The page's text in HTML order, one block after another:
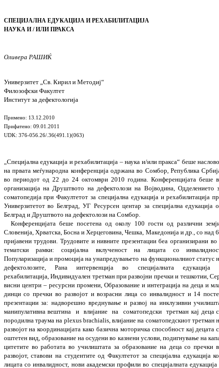
СПЕЦИЈАЛНА ЕДУКАЦИЈА И РЕХАБИЛИТАЦИЈА
НАУКА И / ИЛИ ПРАКСА
Оливера РАШИЌ
Универзитет „Св. Кирил и Методиј“
Филозофски Факултет
Институт за дефектологија
Примено: 13.12.2010
Прифатено: 09.01.2011
UDK: 376-056.26/.36(491.1)(063)
„Специјална едукација и рехабилитација – наука и/или пракса“ беше
на првата меѓународна конференција одржана во Сомбор, Република
во периодот од 22 до 24 октомври 2010 година. Конфе­рен­ци­јата беше
организација на Друштвото на дефектолози на Војводина, Одделението
соматопедија при Факултетот за спе­ци­јална едукација и рехабилитација
Уни­вер­зитетот во Белград, УГ Ресурсен центар за специјална едукација
Белград и Друштвото на дефектолози на Сомбор.
Конференцијата беше посетена од околу 100 гости од различни
Словенија, Хрва­тска, Босна и Херцеговина, Чешка, Маке­донија и др., со над
пријавени тру­дови. Трудовите и нивните презентации беа орга­низирани во
тематски рамки: соци­јална вклученост на лицата со
Популаризација и промоција на уна­пре­ду­ва­њето на функционалниот статус
дефек­то­ло­зите, Рана интервенција во специјалната еду­кација
рехабилитација, Индивидуален трет­ман при развојни пречки и тешкотии,
висни центри – ресурсни промени, Обра­зование и интеграција на деца и
динци со пречки во развојот и возрасни лица со инвалидност и 14
презен­та­ции за: надворешно вреднување и развој на инклу­зивни
манипулативна веш­тина
и влијание на соматопедски
третман кај деца
породилна траума на plexus brachialis, влијание на соматопедскиот трет­ман
развојот на координацијата како бази­чна моторичка способност кај децата
оштетен вид, образование на осудени во казнени услови, подигнување на
ци­те­тите во работата во училиштата за обра­зо­ва­ние на деца со пречки
развојот, ставови на студентите од Факултетот за специјална еду­кација
лицата со инвалидност, нови ака­демски профили во специјалната еду­ка­ција